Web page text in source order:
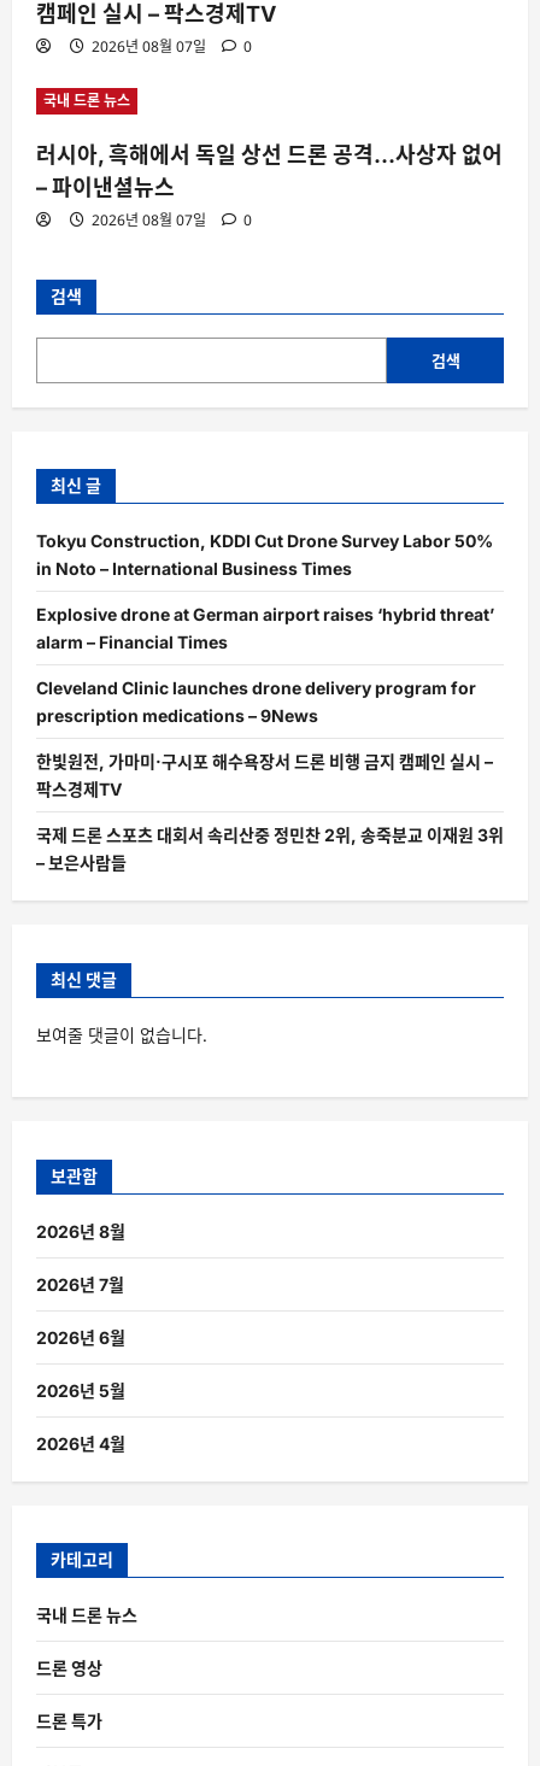
캠페인 실시 – 팍스경제TV
2026년 08월 07일 0
국내 드론 뉴스
러시아, 흑해에서 독일 상선 드론 공격…사상자 없어
– 파이낸셜뉴스
2026년 08월 07일 0
검색
검색
최신 글
Tokyu Construction, KDDI Cut Drone Survey Labor 50%
in Noto – International Business Times
Explosive drone at German airport raises ‘hybrid threat’
alarm – Financial Times
Cleveland Clinic launches drone delivery program for
prescription medications – 9News
한빛원전, 가마미·구시포 해수욕장서 드론 비행 금지 캠페인 실시 –
팍스경제TV
국제 드론 스포츠 대회서 속리산중 정민찬 2위, 송죽분교 이재원 3위
– 보은사람들
최신 댓글
보여줄 댓글이 없습니다.
보관함
2026년 8월
2026년 7월
2026년 6월
2026년 5월
2026년 4월
카테고리
국내 드론 뉴스
드론 영상
드론 특가